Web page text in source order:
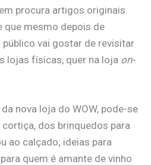
procura artigos originais.
que mesmo depois de
vai gostar de revisitar
lojas físicas, quer na loja on-
nova loja do WOW, pode-se
dos brinquedos para
ao calçado; ideias para
quem é amante de vinho